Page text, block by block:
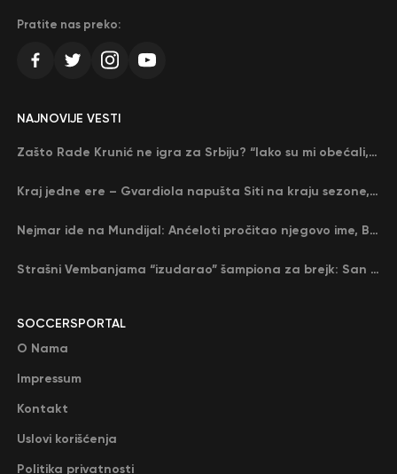
Pratite nas preko:
SOCCERSPORTAL
O Nama
Impressum
Kontakt
Uslovi korišćenja
Politika privatnosti
NAJNOVIJE VESTI
Zašto Rade Krunić ne igra za Srbiju? “Iako su mi obećali, niko me nije zvao…”
Kraj jedne ere – Gvardiola napušta Siti na kraju sezone, menja ga njegov nekadašnji rival
Nejmar ide na Mundijal: Anćeloti pročitao njegovo ime, Brazil u delirijumu (VIDEO)
Strašni Vembanjama “izudarao” šampiona za brejk: San Antonio poveo protiv Oklahome